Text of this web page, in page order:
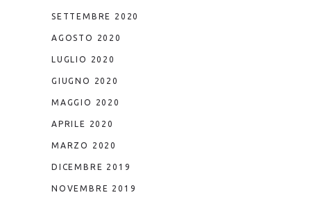
SETTEMBRE 2020
AGOSTO 2020
LUGLIO 2020
GIUGNO 2020
MAGGIO 2020
APRILE 2020
MARZO 2020
DICEMBRE 2019
NOVEMBRE 2019